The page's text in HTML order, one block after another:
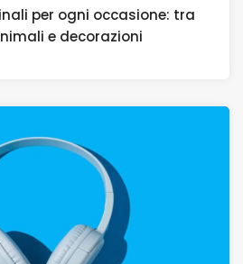
per ogni occasione: tra
e decorazioni